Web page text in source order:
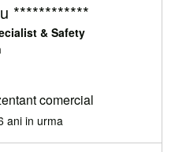
************
& Safety
comercial
ani in urma